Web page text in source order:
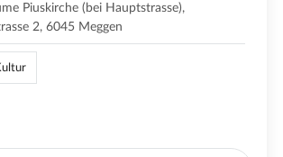
Piuskirche (bei Hauptstrasse),
2, 6045 Meggen